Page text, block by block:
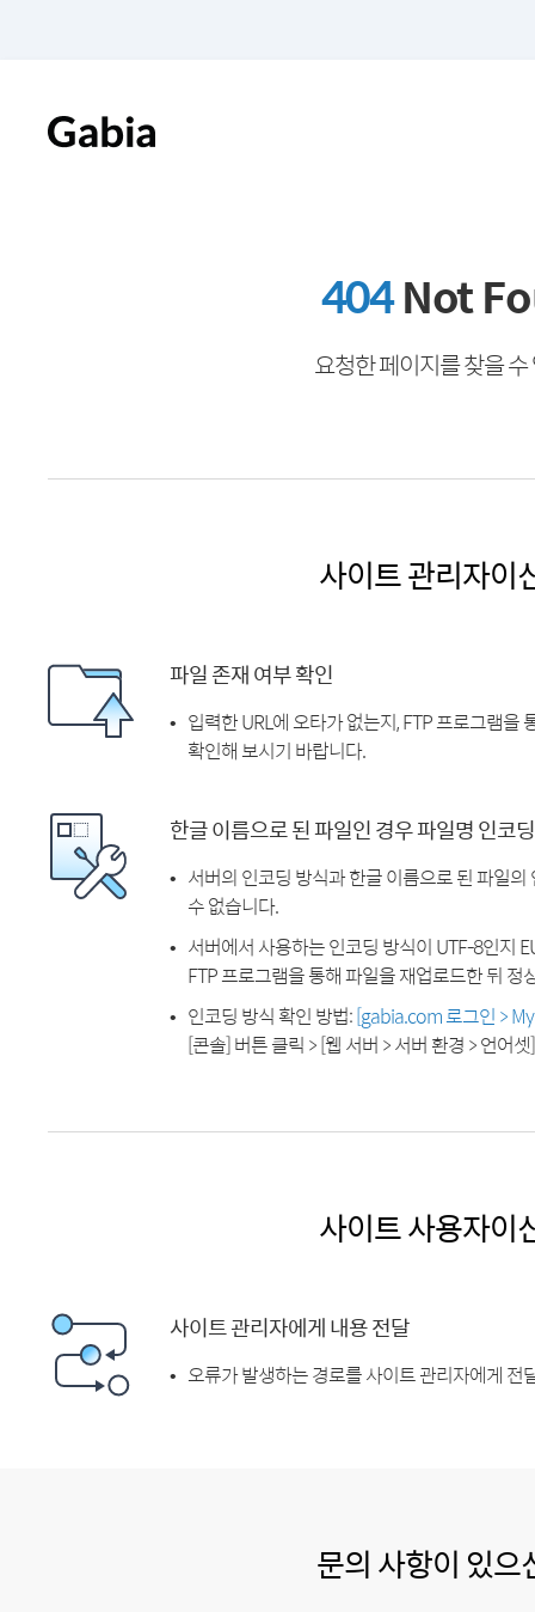
404Not
요청한 페이지를 찾을
사이트 관리자이
파일 존재 여부 확인
입력한 URL에 오타가 없는지, FTP 프로그램
확인해 보시기 바랍니다.
한글 이름으로 된 파일인 경우 파일명 인코
서버의 인코딩 방식과 한글 이름으로 된 파일
수 없습니다.
서버에서 사용하는 인코딩 방식이 UTF-8인지
FTP 프로그램을 통해 파일을 재업로드한 뒤
인코딩 방식 확인 방법:[gabia.com 로그인 >
[콘솔] 버튼 클릭 > [웹 서버 > 서버 환경 > 언어
사이트 사용자이
사이트 관리자에게 내용 전달
오류가 발생하는 경로를 사이트 관리자에게 전
문의 사항이 있으